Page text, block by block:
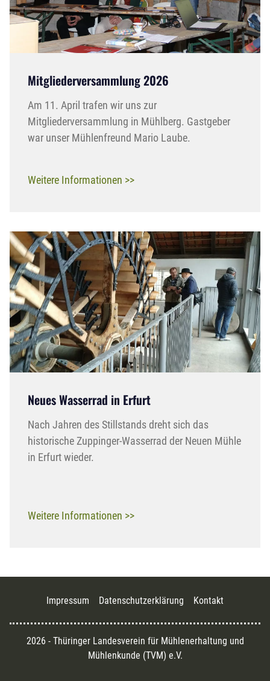
Mitgliederversammlung 2026
Am 11. April trafen wir uns zur
Mitgliederversammlung in Mühlberg. Gastgeber
war unser Mühlenfreund Mario Laube.
Weitere Informationen >>
Neues Wasserrad in Erfurt
Nach Jahren des Stillstands dreht sich das
historische Zuppinger-Wasserrad der Neuen Mühle
in Erfurt wieder.
Weitere Informationen >>
2026 - Thüringer Landesverein für Mühlenerhaltung und
Mühlenkunde (TVM) e.V.
Impressum Datenschutzerklärung Kontakt